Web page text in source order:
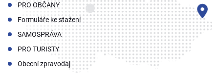
PRO OBČANY
Formuláře ke stažení
SAMOSPRÁVA
PRO TURISTY
Obecní zpravodaj